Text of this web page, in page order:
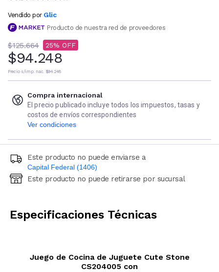
Vendido por Glic
Producto de nuestra red de proveedores
$125.664 25
$94.248
Precio s/imp. nac. $94.248
Compra internacional
El precio publicado incluye todos los impuestos, tasas y
costos de envíos correspondientes
Ver condiciones
Este producto no puede enviarse a
Capital Federal (1406)
Ingresá código postal (sólo números)
Este producto no puede retirarse por sucursal
Especificaciones Técnicas
Juego de Cocina de Juguete Cute Stone
CS204005 con